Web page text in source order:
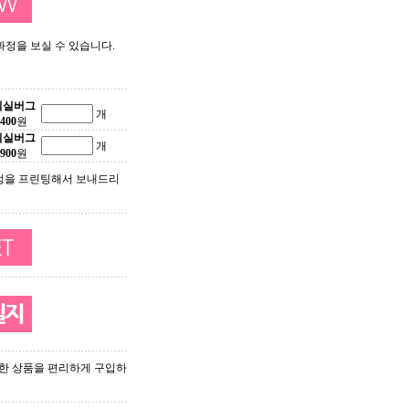
을 보실 수 있습니다.
실버그
400원
개
실버그
900원
개
프린팅해서 보내드리
상품을 편리하게 구입하